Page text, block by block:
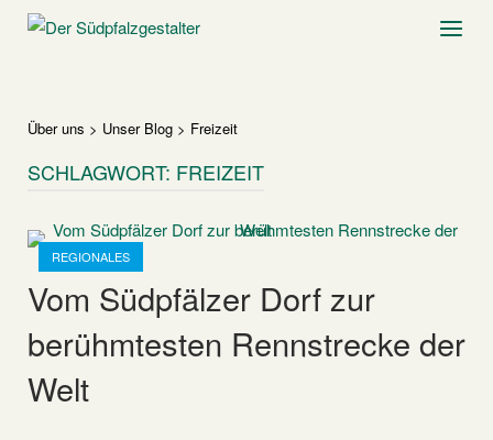
SkipHome Menu
Über uns > Unser Blog > Freizeit
SCHLAGWORT: FREIZEIT
REGIONALES
Open post
Vom Südpfälzer Dorf zur
berühmtesten Rennstrecke der
Welt